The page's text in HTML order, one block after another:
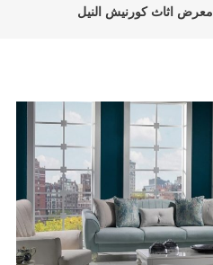
معرض اثاث كورنيش النيل